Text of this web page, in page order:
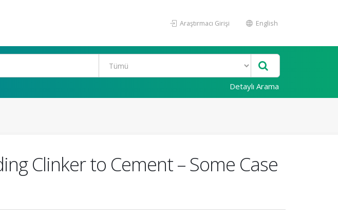
Araştırmacı Girişi English
Detaylı Arama
Clinker to Cement – Some Case